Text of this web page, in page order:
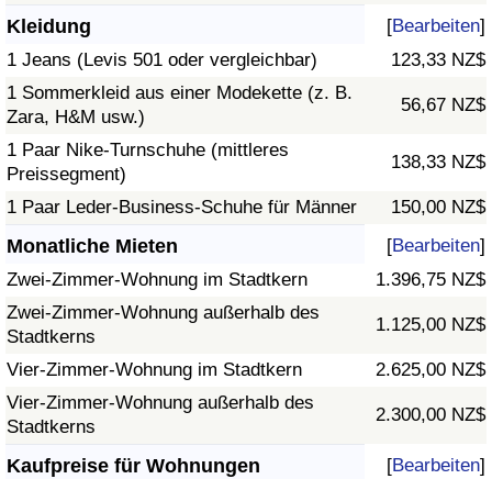
Kleidung [Bearbeiten]
1 Jeans (Levis 501 oder vergleichbar)
123,33 NZ$
1 Sommerkleid aus einer Modekette (z. B.
Zara, H&M usw.)
56,67 NZ$
1 Paar Nike-Turnschuhe (mittleres
Preissegment)
138,33 NZ$
1 Paar Leder-Business-Schuhe für Männer 150,00 NZ$
Monatliche Mieten [Bearbeiten]
Zwei-Zimmer-Wohnung im Stadtkern
1.396,75 NZ$
Zwei-Zimmer-Wohnung außerhalb des
Stadtkerns
1.125,00 NZ$
Vier-Zimmer-Wohnung im Stadtkern
2.625,00 NZ$
Vier-Zimmer-Wohnung außerhalb des
Stadtkerns
2.300,00 NZ$
Kaufpreise für Wohnungen [Bearbeiten]